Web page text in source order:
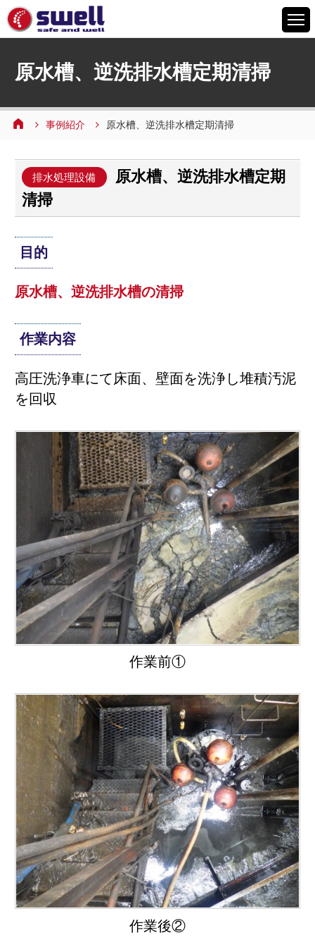
6つの特徴
設備案内
よくあるご質問
会社情報
お問い合わせ
原水槽、逆洗排水槽定期清掃
事例紹介 原水槽、逆洗排水槽定期清掃
排水処理設備
原水槽、逆洗排水槽定期
清掃
目的
原水槽、逆洗排水槽の清掃
作業内容
高圧洗浄車にて床面、壁面を洗浄し堆積汚泥
を回収
作業前①
作業後②